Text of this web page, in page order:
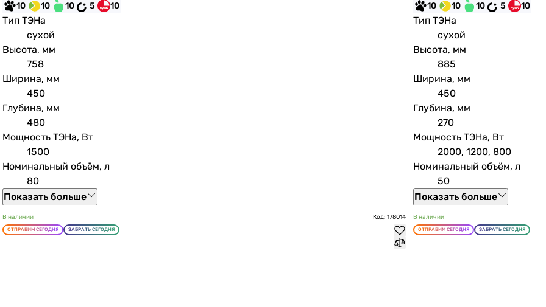
10 10 10 5 10
Тип ТЭНа
сухой
Высота, мм
758
Ширина, мм
450
Глубина, мм
480
Мощность ТЭНа, Вт
1500
Номинальный объём, л
80
Показать больше
10 10 10 5 10
Тип ТЭНа
сухой
Высота, мм
885
Ширина, мм
450
Глубина, мм
270
Мощность ТЭНа, Вт
2000, 1200, 800
Номинальный объём, л
50
Показать больше
В наличии Код: 178014
ОТПРАВИМ СЕГОДНЯ ЗАБРАТЬ СЕГОДНЯ
В наличии
ОТПРАВИМ СЕГОДНЯ ЗАБРАТЬ СЕГОДНЯ